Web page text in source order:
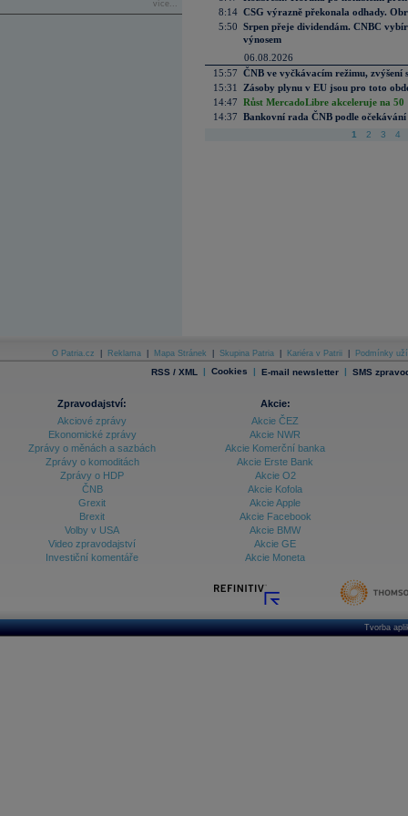
více...
8:14 CSG výrazně překonala odhady.
5:50 Srpen přeje dividendám. CNBC
výnosem
06.08.2026
15:57 ČNB ve vyčkávacím režimu, zvýšení
15:31
Zásoby plynu v EU jsou pro toto
14:47 Růst MercadoLibre akceleruje na
14:37 Bankovní rada ČNB podle
1 2 3 4
O Patria.cz Reklama Mapa Stránek Skupina Patria Kariéra v Patrii Podmínky
RSS / XML | Cookies | E-mail newsletter | SMS
Zpravodajství:
Akciové zprávy
Ekonomické zprávy
Zprávy o měnách a sazbách
Zprávy o komoditách
Zprávy o HDP
ČNB
Grexit
Brexit
Volby v USA
Video zpravodajství
Investiční komentáře
Akcie:
Akcie ČEZ
Akcie NWR
Akcie Komerční banka
Akcie Erste Bank
Akcie O2
Akcie Kofola
Akcie Apple
Akcie Facebook
Akcie BMW
Akcie GE
Akcie Moneta
Tvorba